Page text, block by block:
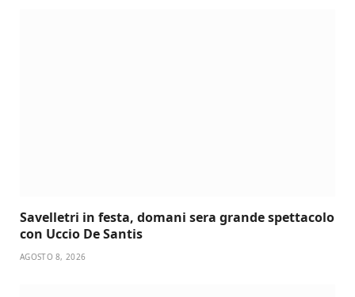
Savelletri in festa, domani sera grande spettacolo
con Uccio De Santis
AGOSTO 8, 2026